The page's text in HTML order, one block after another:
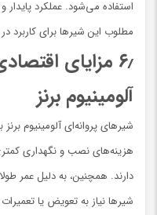
استفاده می‌شود. عملکرد
مطلوب این شیرها برای کاربرد
۶٫ مزایای
آلومینیوم برنز
شیرهای پروانه‌ای آلومینیوم
هزینه‌های نصب و نگهداری
دارند. همچنین، به دلیل عمر
شیرها نیاز به تعویض یا